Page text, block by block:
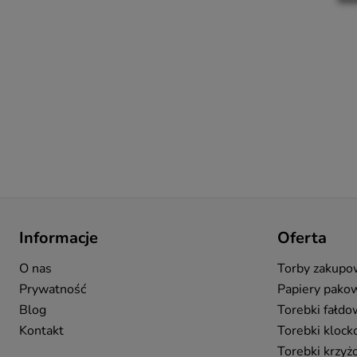
Informacje
O nas
Prywatność
Blog
Kontakt
Oferta
Torby
Papiery
Torebki
Torebki
Torebki